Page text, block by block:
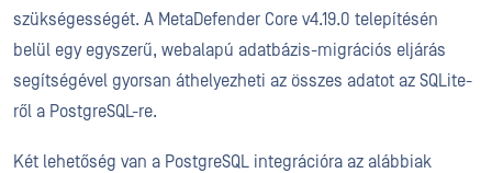
szükségességét. A MetaDefender Core v4.19.0 telepítésén
belül egy egyszerű, webalapú adatbázis-migrációs eljárás
segítségével gyorsan áthelyezheti az összes adatot az SQLite-
ről a PostgreSQL-re.
Két lehetőség van a PostgreSQL integrációra az alábbiak